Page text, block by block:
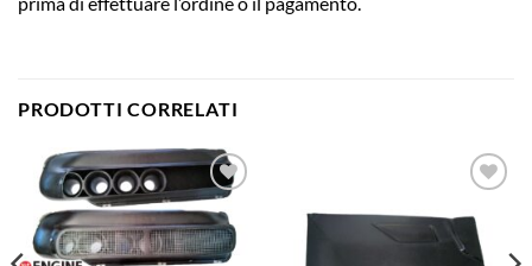
PRODOTTI CORRELATI
Aggiungi
alla lista
dei
desideri
alla lista
dei
desideri